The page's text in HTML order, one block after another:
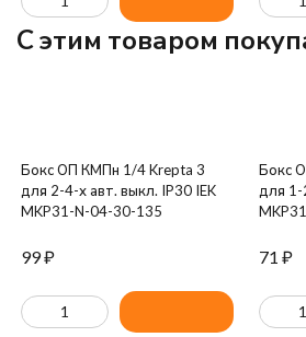
C этим товаром
Бокс ОП КМПн 1/4 Krepta 3
для 2-4-х авт. выкл. IP30 IEK
MKP31-N-04-30-135
99₽
Бокс
для 1-
71 ₽